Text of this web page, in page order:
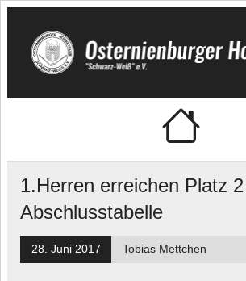
Skip
content
🏑
Hockeyclub
1.Herren erreichen Platz
Abschlusstabelle
28. Juni 2017 Tobias Mettchen